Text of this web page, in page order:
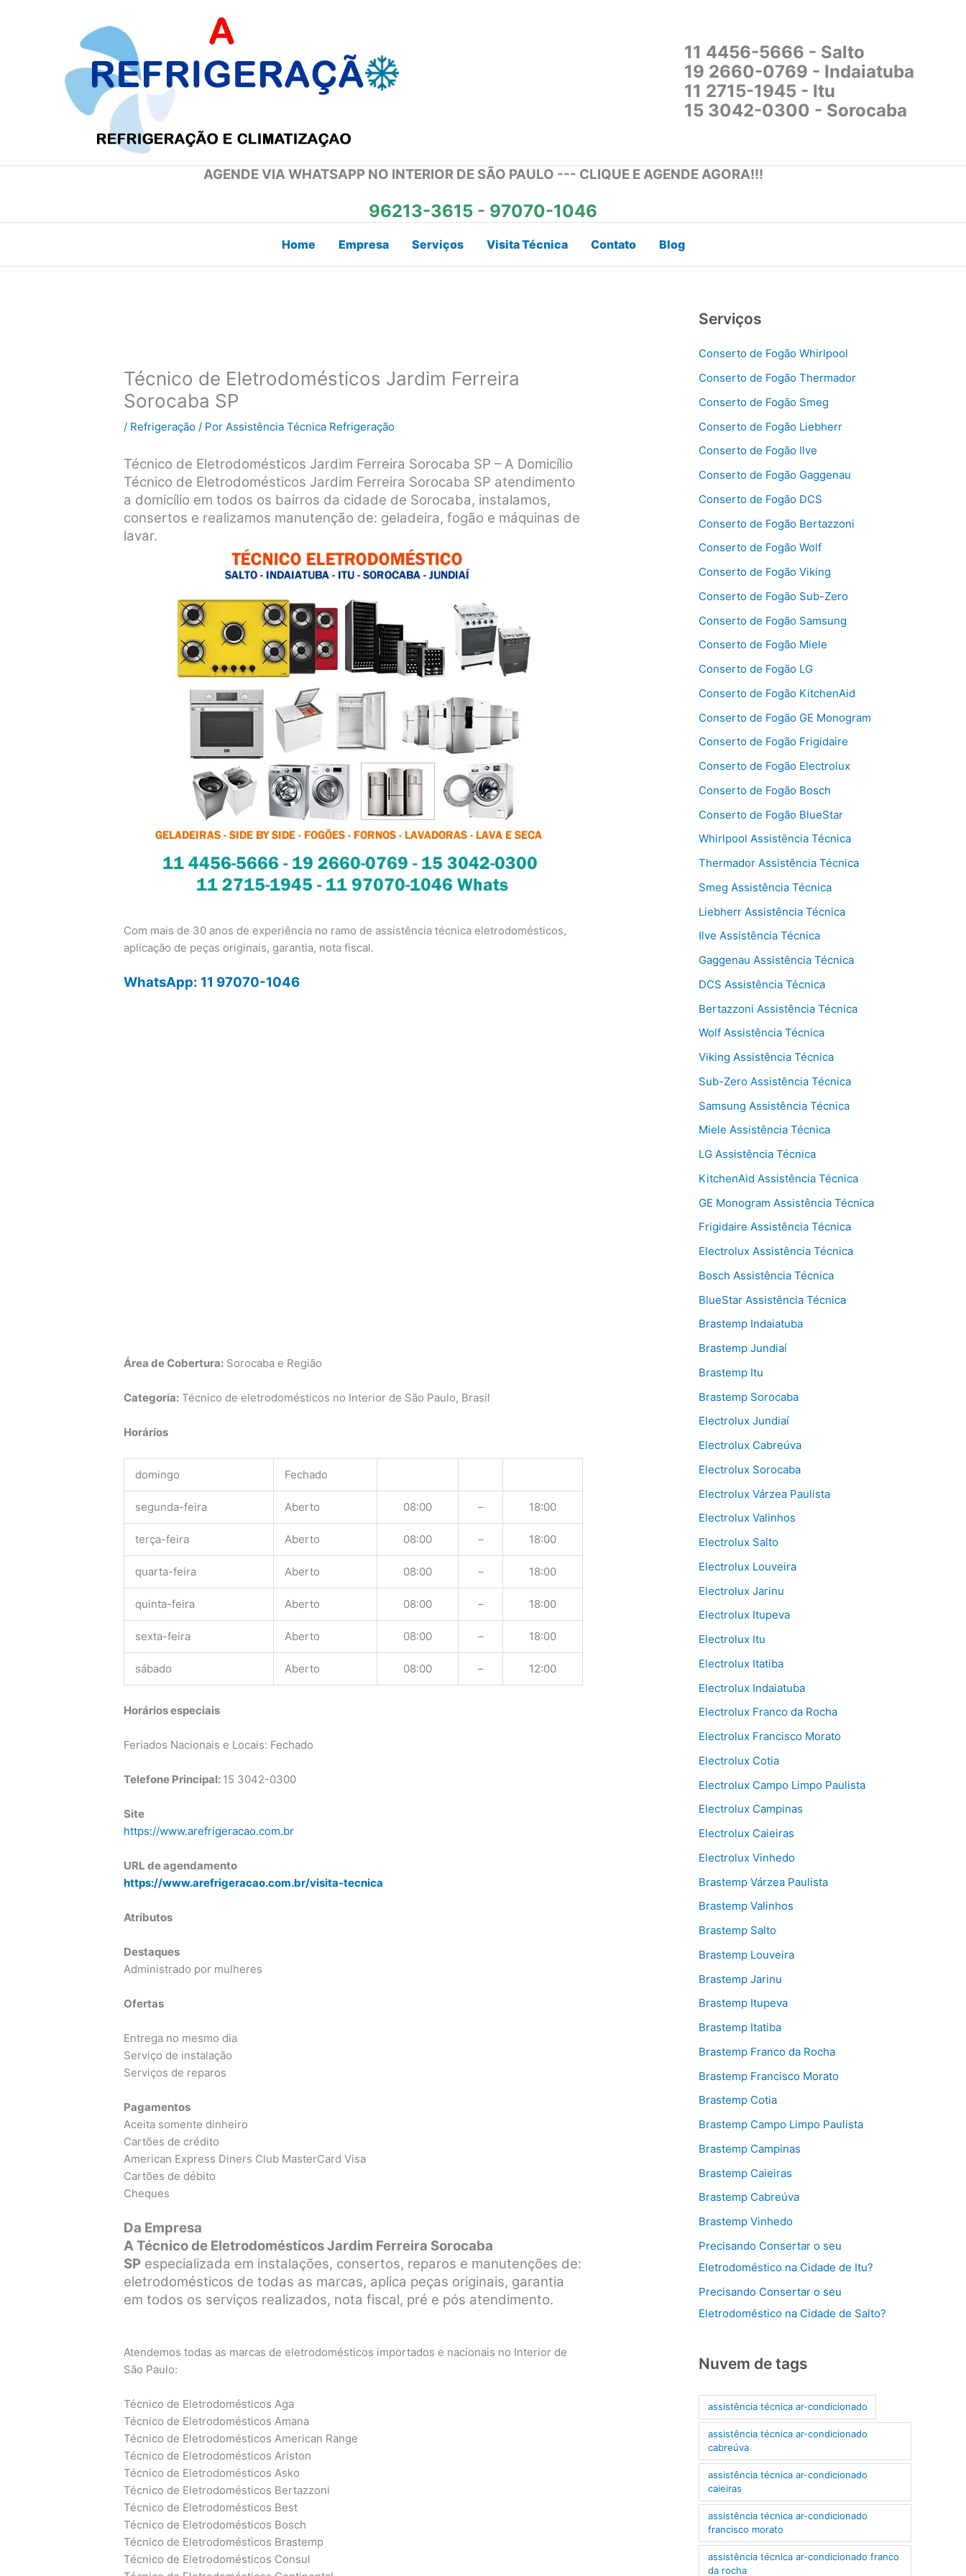
11 4456-5666 - Salto
19 2660-0769 - Indaiatuba
11 2715-1945 - Itu
15 3042-0300 - Sorocaba
AGENDE VIA WHATSAPP NO INTERIOR DE SÃO PAULO --- CLIQUE E AGENDE AGORA!!!
96213-3615 - 97070-1046
Home Empresa Serviços Visita Técnica Contato Blog
Técnico de Eletrodomésticos Jardim Ferreira
Sorocaba SP
/ Refrigeração / PorAssistência Técnica Refrigeração
Técnico de Eletrodomésticos Jardim Ferreira Sorocaba SP – A Domicílio
Técnico de Eletrodomésticos Jardim Ferreira Sorocaba SP atendimento
a domicílio em todos os bairros da cidade de Sorocaba, instalamos,
consertos e realizamos manutenção de: geladeira, fogão e máquinas de
lavar.
Com mais de 30 anos de experiência no ramo de assistência técnica eletrodomésticos,
aplicação de peças originais, garantia, nota fiscal.
WhatsApp: 11 97070-1046
Área de Cobertura: Sorocaba e Região
Categoria: Técnico de eletrodomésticos no Interior de São Paulo, Brasil
Horários
domingo Fechado
segunda-feira Aberto 08:00 – 18:00
terça-feira Aberto 08:00 – 18:00
quarta-feira Aberto 08:00 – 18:00
quinta-feira Aberto 08:00 – 18:00
sexta-feira Aberto 08:00 – 18:00
sábado Aberto 08:00 – 12:00
Horários especiais
Feriados Nacionais e Locais: Fechado
Telefone Principal: 15 3042-0300
Site
https://www.arefrigeracao.com.br
URL de agendamento
https://www.arefrigeracao.com.br/visita-tecnica
Atributos
Destaques
Administrado por mulheres
Ofertas
Entrega no mesmo dia
Serviço de instalação
Serviços de reparos
Pagamentos
Aceita somente dinheiro
Cartões de crédito
American Express Diners Club MasterCard Visa
Cartões de débito
Cheques
Da Empresa
A Técnico de Eletrodomésticos Jardim Ferreira Sorocaba
SP especializada em instalações, consertos, reparos e manutenções de:
eletrodomésticos de todas as marcas, aplica peças originais, garantia
em todos os serviços realizados, nota fiscal, pré e pós atendimento.
Atendemos todas as marcas de eletrodomésticos importados e nacionais no Interior de
São Paulo:
Técnico de Eletrodomésticos Aga
Técnico de Eletrodomésticos Amana
Técnico de Eletrodomésticos American Range
Técnico de Eletrodomésticos Ariston
Técnico de Eletrodomésticos Asko
Técnico de Eletrodomésticos Bertazzoni
Técnico de Eletrodomésticos Best
Técnico de Eletrodomésticos Bosch
Técnico de Eletrodomésticos Brastemp
Técnico de Eletrodomésticos Consul
Serviços
Conserto de Fogão Whirlpool
Conserto de Fogão Thermador
Conserto de Fogão Smeg
Conserto de Fogão Liebherr
Conserto de Fogão Ilve
Conserto de Fogão Gaggenau
Conserto de Fogão DCS
Conserto de Fogão Bertazzoni
Conserto de Fogão Wolf
Conserto de Fogão Viking
Conserto de Fogão Sub-Zero
Conserto de Fogão Samsung
Conserto de Fogão Miele
Conserto de Fogão LG
Conserto de Fogão KitchenAid
Conserto de Fogão GE Monogram
Conserto de Fogão Frigidaire
Conserto de Fogão Electrolux
Conserto de Fogão Bosch
Conserto de Fogão BlueStar
Whirlpool Assistência Técnica
Thermador Assistência Técnica
Smeg Assistência Técnica
Liebherr Assistência Técnica
Ilve Assistência Técnica
Gaggenau Assistência Técnica
DCS Assistência Técnica
Bertazzoni Assistência Técnica
Wolf Assistência Técnica
Viking Assistência Técnica
Sub-Zero Assistência Técnica
Samsung Assistência Técnica
Miele Assistência Técnica
LG Assistência Técnica
KitchenAid Assistência Técnica
GE Monogram Assistência Técnica
Frigidaire Assistência Técnica
Electrolux Assistência Técnica
Bosch Assistência Técnica
BlueStar Assistência Técnica
Brastemp Indaiatuba
Brastemp Jundiaí
Brastemp Itu
Brastemp Sorocaba
Electrolux Jundiaí
Electrolux Cabreúva
Electrolux Sorocaba
Electrolux Várzea Paulista
Electrolux Valinhos
Electrolux Salto
Electrolux Louveira
Electrolux Jarinu
Electrolux Itupeva
Electrolux Itu
Electrolux Itatiba
Electrolux Indaiatuba
Electrolux Franco da Rocha
Electrolux Francisco Morato
Electrolux Cotia
Electrolux Campo Limpo Paulista
Electrolux Campinas
Electrolux Caieiras
Electrolux Vinhedo
Brastemp Várzea Paulista
Brastemp Valinhos
Brastemp Salto
Brastemp Louveira
Brastemp Jarinu
Brastemp Itupeva
Brastemp Itatiba
Brastemp Franco da Rocha
Brastemp Francisco Morato
Brastemp Cotia
Brastemp Campo Limpo Paulista
Brastemp Campinas
Brastemp Caieiras
Brastemp Cabreúva
Brastemp Vinhedo
Precisando Consertar o seu
Eletrodoméstico na Cidade de Itu?
Precisando Consertar o seu
Eletrodoméstico na Cidade de Salto?
Nuvem de tags
assistência técnica ar-condicionado
assistência técnica ar-condicionado
cabreúva
assistência técnica ar-condicionado
caieiras
assistência técnica ar-condicionado
francisco morato
assistência técnica ar-condicionado franco
da rocha